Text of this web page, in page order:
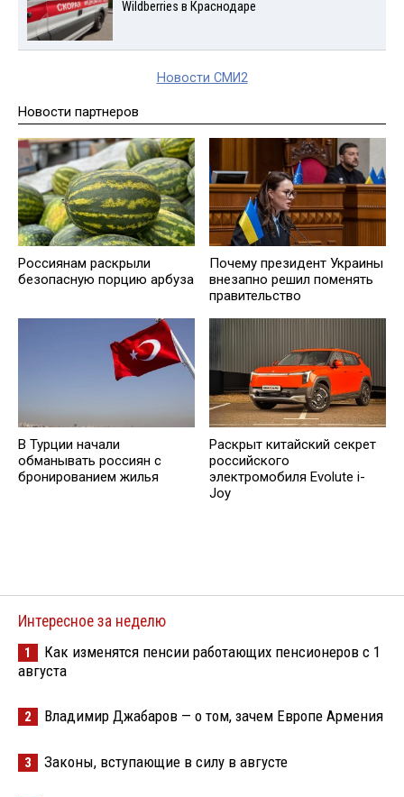
Wildberries в Краснодаре
Новости СМИ2
Новости партнеров
Россиянам раскрыли
безопасную порцию арбуза
Почему президент Украины
внезапно решил поменять
правительство
В Турции начали
обманывать россиян с
бронированием жилья
Раскрыт китайский секрет
российского
электромобиля Evolute i-
Joy
Интересное за неделю
1
Как изменятся пенсии работающих пенсионеров с 1
августа
2 Владимир Джабаров — о том, зачем Европе Армения
3 Законы, вступающие в силу в августе